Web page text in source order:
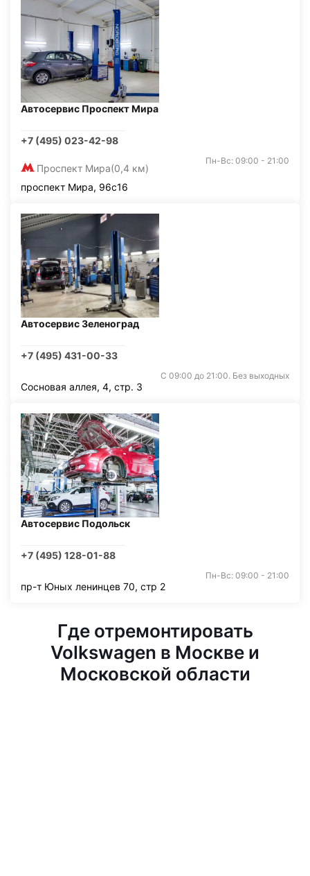
Автосервис Проспект Мира
+7 (495) 023-42-98
Проспект Мира(0,4 км)
Пн-Вс: 09:00 - 21:00
проспект Мира, 96с16
Автосервис Зеленоград
+7 (495) 431-00-33
С 09:00 до 21:00. Без выходных
Сосновая аллея, 4, стр. 3
Автосервис Подольск
+7 (495) 128-01-88
Пн-Вс: 09:00 - 21:00
пр-т Юных ленинцев 70, стр 2
Где отремонтировать
Volkswagen в Москве и
Московской области